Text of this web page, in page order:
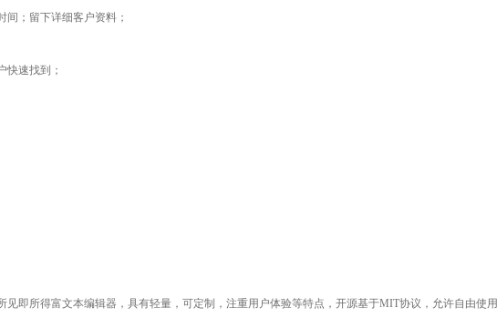
间；留下详细客户资料；
快速找到 ；
见即所得富文本编辑器，具有轻量，可定制，注重用户体验等特点，开源基于MIT协议，允许自由使用